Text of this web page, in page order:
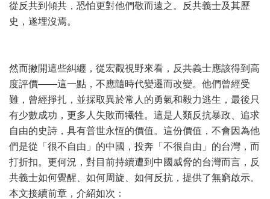
從反共到傾共，恐怕更對他們敬而遠之。反共義士及其歷
史，遂埋沒焉。
然而撇開這些糾纏，從宏觀視野來看，反共義士應該得到高
度評價——這一點，不應隨時代變遷而改變。他們曾經受
難，曾經掙扎，並採取異於常人的勇氣和毅力逃生，最後只
有少數成功，更多人失敗而犧牲。這是人類反抗暴政、追求
自由的史詩，具有普世永恆的價值。這份價值，不會因為他
們是從「很不自由」的中國，投奔「不很自由」的台灣，而
打折扣。更何況，對目前持續遭到中國威脅的台灣而言，反
共義士如何覺醒、如何周旋、如何反抗，提供了無窮啟示。
本文接續前章，介紹如次：